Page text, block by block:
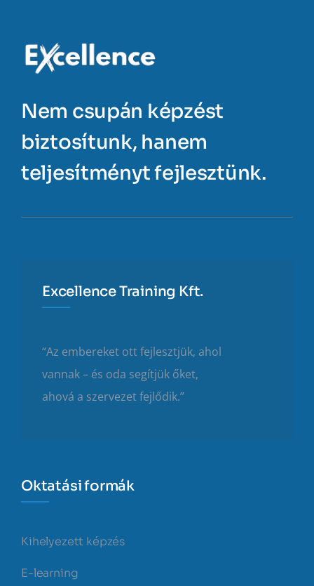
Nem csupán képzést
biztosítunk, hanem
teljesítményt fejlesztünk.
Excellence Training Kft.
“Az embereket ott fejlesztjük, ahol
vannak – és oda segítjük őket,
ahová a szervezet fejlődik.”
Oktatási formák
Kihelyezett képzés
E-learning